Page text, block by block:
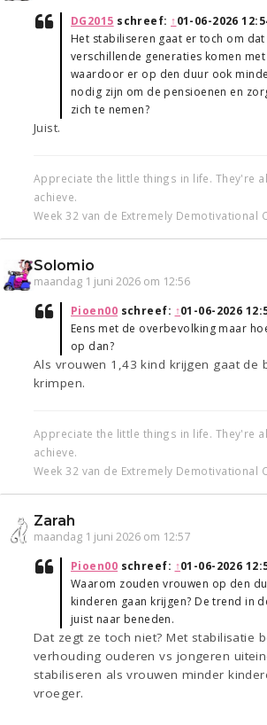
DG2015 schreef: ↑01-06-2026
Het stabiliseren gaat er toch om
verschillende generaties komen
waardoor er op den duur ook
nodig zijn om de pensioenen en
zich te nemen?
Juist.
Appreciate the little things in life. They're
achieve.
Week 32 van de Extremely Demotivational
Solomio
maandag 1 juni 2026 om 12:56
Pioen00 schreef: ↑01-06-2026
Eens met de overbevolking maar
op dan?
Als vrouwen 1,43 kind krijgen gaat de
krimpen.
Appreciate the little things in life. They're
achieve.
Week 32 van de Extremely Demotivational
Zarah
maandag 1 juni 2026 om 12:57
Pioen00 schreef: ↑01-06-2026
Waarom zouden vrouwen op den
kinderen gaan krijgen? De trend in
juist naar beneden.
Dat zegt ze toch niet? Met stabilisatie
verhouding ouderen vs jongeren
stabiliseren als vrouwen minder
vroeger.